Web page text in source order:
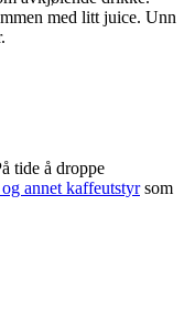
med litt juice. Unn
tide å droppe
annet kaffeutstyrsom